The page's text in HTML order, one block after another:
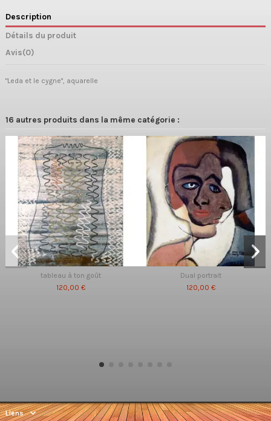
Description
Détails du produit
Avis(0)
"Leda et le cygne", aquarelle
16 autres produits dans la même catégorie :
tableau à ton goût
120,00 €
Dual portrait
120,00 €
Liens